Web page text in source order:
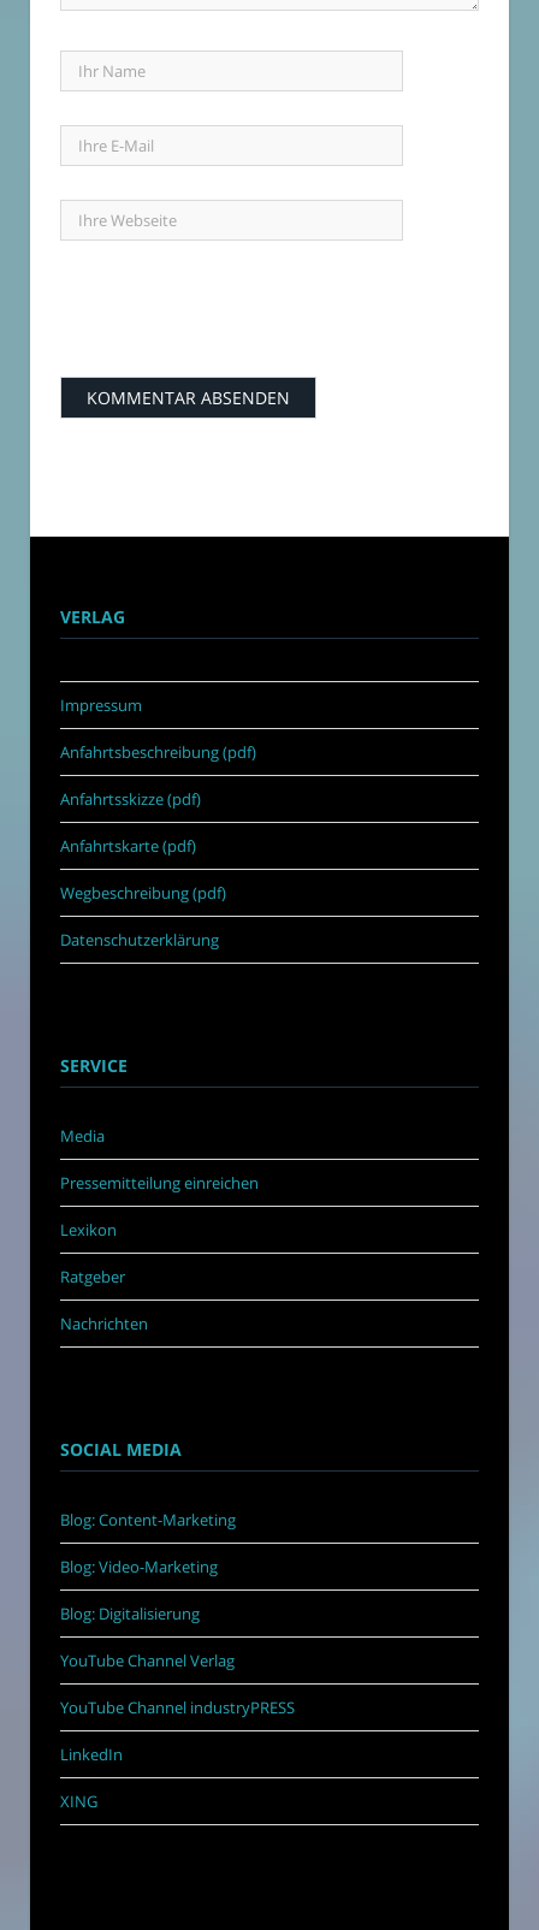
VERLAG
Impressum
Anfahrtsbeschreibung (pdf)
Anfahrtsskizze (pdf)
Anfahrtskarte (pdf)
Wegbeschreibung (pdf)
Datenschutzerklärung
SERVICE
Media
Pressemitteilung einreichen
Lexikon
Ratgeber
Nachrichten
SOCIAL MEDIA
Blog: Content-Marketing
Blog: Video-Marketing
Blog: Digitalisierung
YouTube Channel Verlag
YouTube Channel industryPRESS
LinkedIn
XING